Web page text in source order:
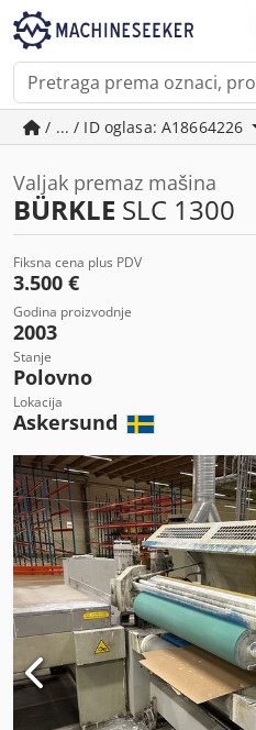
/ ... / ID oglasa: A18664226
Valjak premaz mašina
BÜRKLE SLC 1300
Fiksna cena plus PDV
3.500 €
Godina proizvodnje
2003
Stanje
Polovno
Lokacija
Askersund